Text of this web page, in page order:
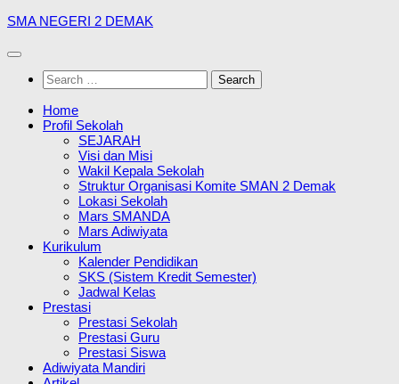
Skip
content
SMA NEGERI 2 DEMAK
Search
for:
Home
Profil Sekolah
SEJARAH
Visi dan Misi
Wakil Kepala Sekolah
Struktur Organisasi Komite SMAN 2 Demak
Lokasi Sekolah
Mars SMANDA
Mars Adiwiyata
Kurikulum
Kalender Pendidikan
SKS (Sistem Kredit Semester)
Jadwal Kelas
Prestasi
Prestasi Sekolah
Prestasi Guru
Prestasi Siswa
Adiwiyata Mandiri